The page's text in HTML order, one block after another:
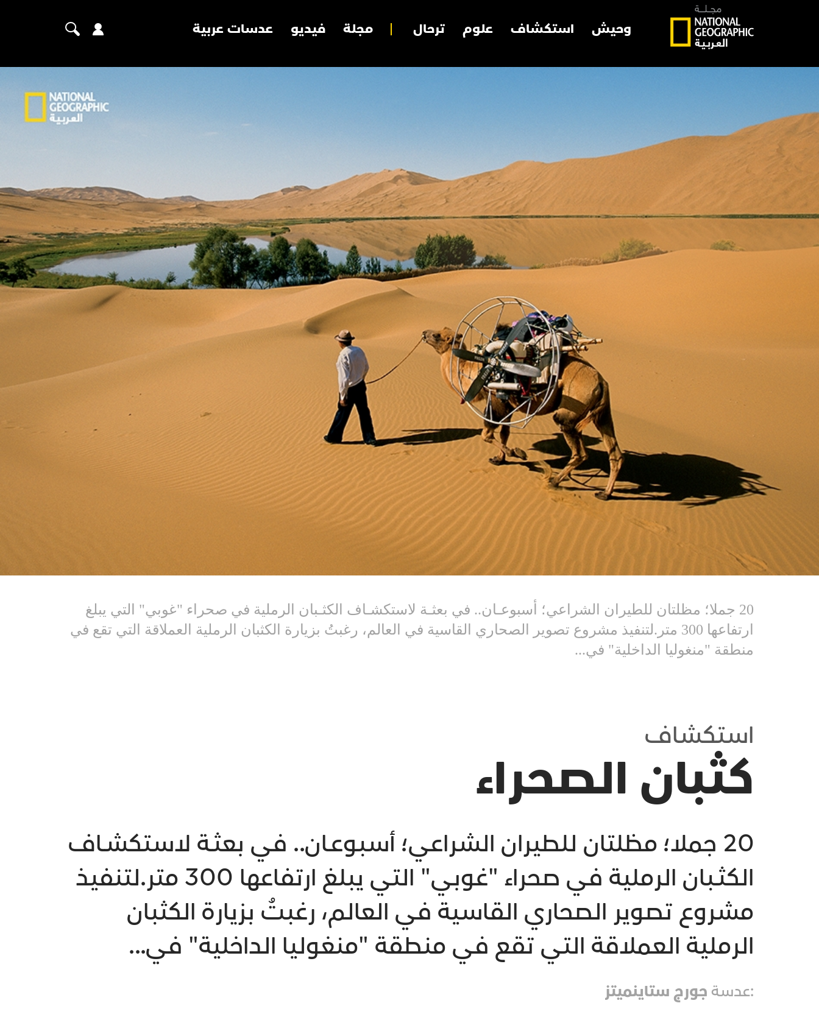
وحيش استكشاف علوم ترحال مجلة فيديو عدسات عربية
20 جملا؛ مظلتان للطيران الشراعي؛ أسبوعـان.. في بعثـة لاستكشـاف الكثـبان الرملية في صحراء "غوبي" التي يبلغ
ارتفاعها 300 متر.لتنفيذ مشروع تصوير الصحاري القاسية في العالم، رغبتُ بزيارة الكثبان الرملية العملاقة التي تقع في
منطقة "منغوليا الداخلية" في...
استكشاف
كثبان الصحراء
20 جملا؛ مظلتان للطيران الشراعي؛ أسبوعـان.. في بعثـة لاستكشـاف
الكثـبان الرملية في صحراء "غوبي" التي يبلغ ارتفاعها 300 متر.لتنفيذ
مشروع تصوير الصحاري القاسية في العالم، رغبتُ بزيارة الكثبان
الرملية العملاقة التي تقع في منطقة "منغوليا الداخلية" في...
:عدسة جورج ستاينميتز